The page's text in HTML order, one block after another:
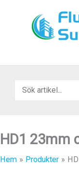
HD1 23mm
Hem Produkter